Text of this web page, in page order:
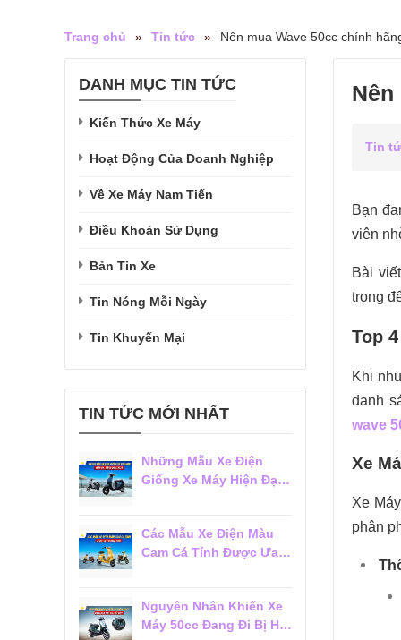
Trang chủ » Tin tức » Nên mua Wave 50cc chính
Tin
Bạn
viên
Bài
trọng
Top
Khi
danh
wave
Xe
Xe
phân
DANH MỤC TIN TỨC
Kiến Thức Xe Máy
Hoạt Động Của Doanh Nghiệp
Về Xe Máy Nam Tiến
Điều Khoản Sử Dụng
Bản Tin Xe
Tin Nóng Mỗi Ngày
Tin Khuyến Mại
TIN TỨC MỚI NHẤT
Những Mẫu Xe Điện
Giống Xe Máy Hiện Đại
Các Mẫu Xe Điện Màu
Cam Cá Tính Được Ưa
Nguyên Nhân Khiến Xe
Máy 50cc Đang Đi Bị Hụt